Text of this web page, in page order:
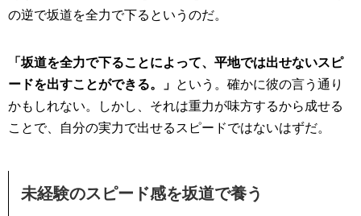
の逆で坂道を全力で下るというのだ。
「坂道を全力で下ることによって、平地では出せないスピ
ードを出すことができる。」 という。確かに彼の言う通り
かもしれない。しかし、それは重力が味方するから成せる
ことで、自分の実力で出せるスピードではないはずだ。
未経験のスピード感を坂道で養う